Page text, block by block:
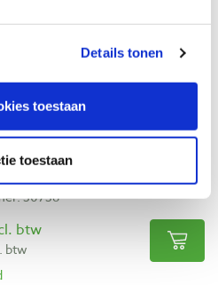
Details tonen
toestaan
toestaan
btw
schuurmateriaal 81 x 133
80
30736
btw
btw